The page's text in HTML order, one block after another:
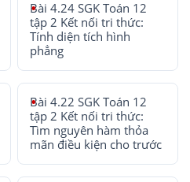
Bài 4.24 SGK Toán 12
tập 2 Kết nối tri thức:
Tính diện tích hình
phẳng
Bài 4.22 SGK Toán 12
tập 2 Kết nối tri thức:
Tìm nguyên hàm thỏa
mãn điều kiện cho trước